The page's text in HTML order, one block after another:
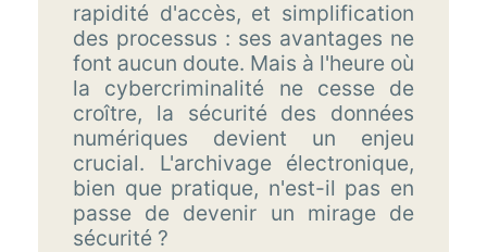
rapidité d'accès, et simplification
des processus : ses avantages ne
font aucun doute. Mais à l'heure où
la cybercriminalité ne cesse de
croître, la sécurité des données
numériques devient un enjeu
crucial. L'archivage électronique,
bien que pratique, n'est-il pas en
passe de devenir un mirage de
sécurité ?